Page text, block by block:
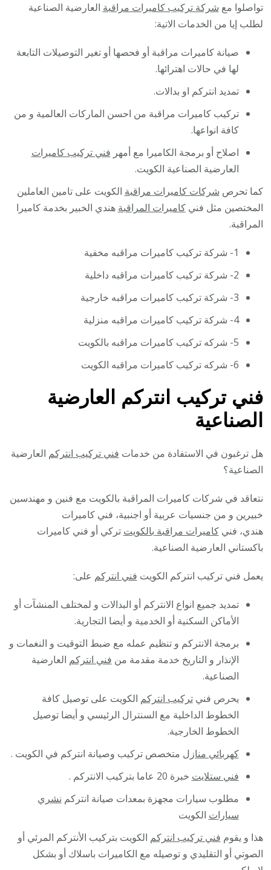
تواصلوا مع شركة تركيب كاميرات مراقبة العارضية الصناعية
لطلب إيا من الخدمات الاتية:
صيانة كاميرات مراقبة أو فحصها أو تغير التوصيلات التابعة
لها في حالات اهترائها.
تمديد انتركم او بدالات.
تركيب كاميرات مراقبة من احسن الماركات العالمية و من
كافة انواعها.
اصلاح أو برمجة الكاميرا مع أمهر فني تركيب كاميرات
العارضية الصناعية الكويت.
كما تحرص شركات كاميرات مراقبة الكويت على تامين العاملين
المختصين مثل فنيكاميرات المراقبة هندي الخبير بخدمة كاميرا
المراقبة.
1- شركة تركيب كاميرات مراقبه مخفية
2- شركة تركيب كاميرات مراقبه داخلية
3- شركة تركيب كاميرات مراقبه خارجية
4- شركة تركيب كاميرات مراقبه منزلية
5- شركه تركيب كاميرات مراقبه بالكويت
6- شركه تركيب كاميرات مراقبه الكويت
فني تركيب انتركم العارضية
الصناعية
هل ترغبون في الاستفادة من خدمات فني تركيب انتركم العارضية
الصناعية؟
نتعاقد في شركات كاميرات المراقبة بالكويت مع فنين و مهندسين
خبيرين و من جنسيات عربية أو اجنبية، فني كاميرات
هندي، فنيكاميرات مراقبة بالكويت تركي أو فني كاميرات
باكستاني العارضية الصناعية.
يعمل فني تركيب انتركم الكويت فني انتركم على:
تمديد جميع انواع الانتركم أو البدالات و لمختلف المنشآت أو
الأماكن السكنية أو الخدمية و أيضا التجارية.
برمجة الانتركم و تنظيم عمله مع ضبط التوقيت و النغمات و
الإنذار و التاريخ خدمة مقدمة من فني انتركم العارضية
الصناعية.
يحرص فنيتركيب انتركم الكويت على توصيل كافة
الخطوط الداخلية مع السنترال الرئيسي و أيضا توصيل
الخطوط الخارجية.
كهربائي منازل متخصص تركيب وصيانة انتركم في الكويت .
فني ستلايت خبرة 20 عاما بتركيب الانتركم .
مطلوب سيارات مجهزة بمعدات صيانة انتركم نشري
سيارات الكويت
هذا و يقوم فني تركيب انتركم الكويت بتركيب الأنتركم المرئي أو
الصوتي أو التقليدي و توصيله مع الكاميرات باسلاك أو بشكل